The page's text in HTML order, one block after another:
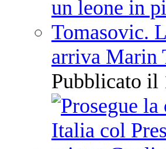
arriva Marin
Pubblicato il